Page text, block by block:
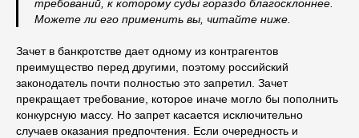
требований, к которому суды гораздо благосклоннее.
Можете ли его применить вы, читайте ниже.
Зачет в банкротстве дает одному из контрагентов
преимущество перед другими, поэтому российский
законодатель почти полностью это запретил. Зачет
прекращает требование, которое иначе могло бы пополнить
конкурсную массу. Но запрет касается исключительно
случаев оказания предпочтения. Если очередность и